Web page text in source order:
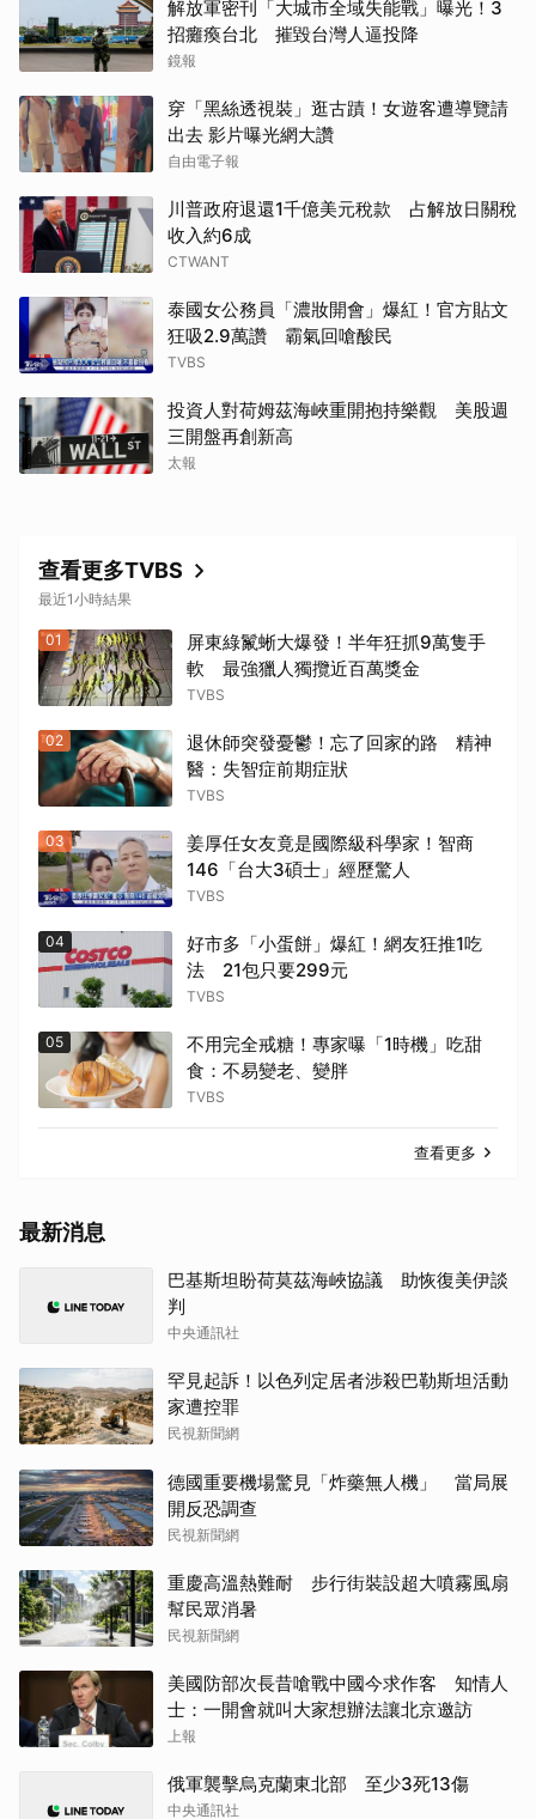
解放軍密刊「大城市全域失能戰」曝光！3
招癱瘓台北 摧毀台灣人逼投降
鏡報
穿「黑絲透視裝」逛古蹟！女遊客遭導覽請
出去 影片曝光網大讚
自由電子報
川普政府退還1千億美元稅款 占解放日關稅
收入約6成
CTWANT
泰國女公務員「濃妝開會」爆紅！官方貼文
狂吸2.9萬讚 霸氣回嗆酸民
TVBS
投資人對荷姆茲海峽重開抱持樂觀 美股週
三開盤再創新高
太報
查看更多TVBS
最近1小時結果
01
屏東綠鬣蜥大爆發！半年狂抓9萬隻手
軟 最強獵人獨攬近百萬獎金
TVBS
02
退休師突發憂鬱！忘了回家的路 精神
醫：失智症前期症狀
TVBS
03
姜厚任女友竟是國際級科學家！智商
146「台大3碩士」經歷驚人
TVBS
04
好市多「小蛋餅」爆紅！網友狂推1吃
法 21包只要299元
TVBS
05
不用完全戒糖！專家曝「1時機」吃甜
食：不易變老、變胖
TVBS
查看更多
最新消息
巴基斯坦盼荷莫茲海峽協議 助恢復美伊談
判
中央通訊社
罕見起訴！以色列定居者涉殺巴勒斯坦活動
家遭控罪
民視新聞網
德國重要機場驚見「炸藥無人機」 當局展
開反恐調查
民視新聞網
重慶高溫熱難耐 步行街裝設超大噴霧風扇
幫民眾消暑
民視新聞網
美國防部次長昔嗆戰中國今求作客 知情人
士：一開會就叫大家想辦法讓北京邀訪
上報
俄軍襲擊烏克蘭東北部 至少3死13傷
中央通訊社